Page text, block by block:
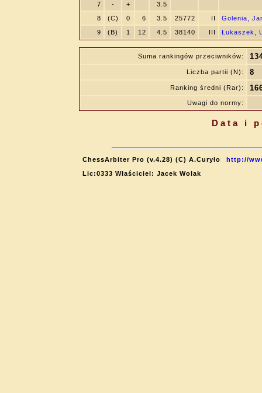
7
- +
3.5
8
(C) 0 6 3.5 25772 II
Golenia,
9
(B) 1 12 4.5 38140 III Łukaszek,
Suma rankingów przeciwników:
Liczba partii (N): 8
Ranking średni (Rar):
Uwagi do normy:
Data i
ChessArbiter Pro (v.4.28) (C) A.Curyło
http://
Lic:0333 Właściciel: Jacek Wolak